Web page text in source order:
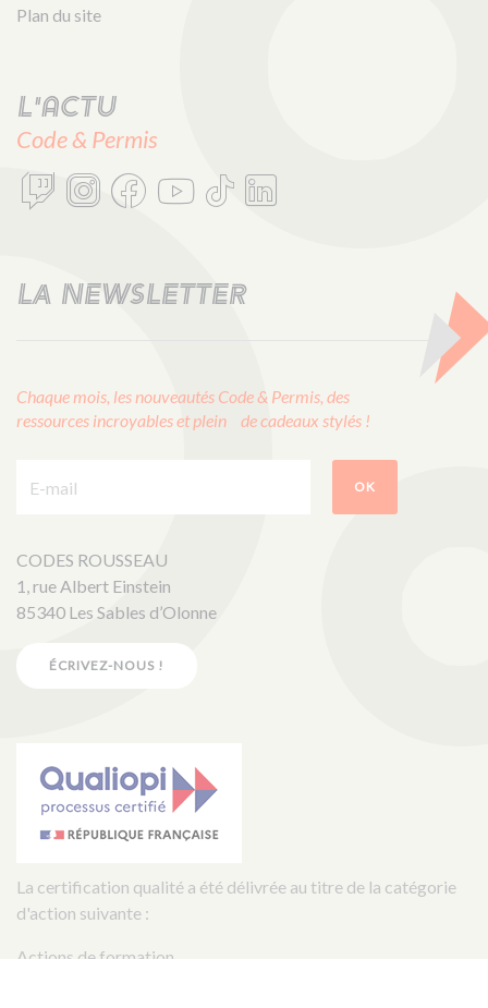
Plan du site
L'actu
Code & Permis
LA NEWSLETTER
Chaque mois, les nouveautés Code & Permis, des
ressources incroyables et plein de cadeaux stylés !
OK
CODES ROUSSEAU
1, rue Albert Einstein
85340 Les Sables d’Olonne
ÉCRIVEZ-NOUS !
La certification qualité a été délivrée au titre de la catégorie
d'action suivante :
Actions de formation